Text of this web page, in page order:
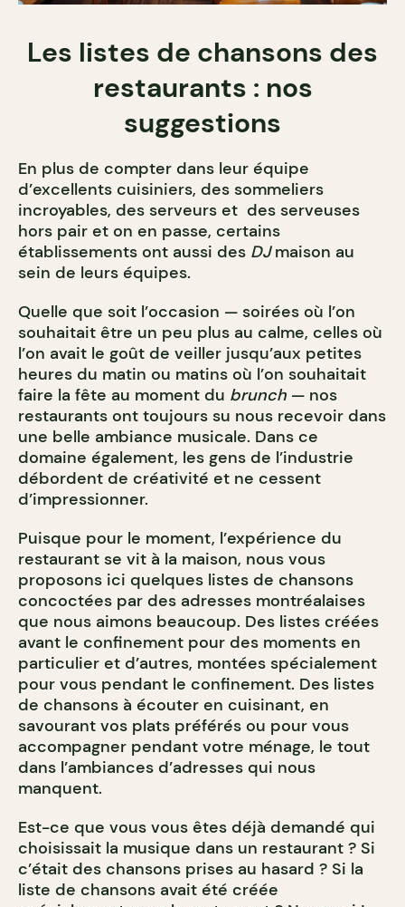
Les listes de chansons des
restaurants : nos
suggestions
En plus de compter dans leur équipe
d’excellents cuisiniers, des sommeliers
incroyables, des serveurs et des serveuses
hors pair et on en passe, certains
établissements ont aussi des DJmaison au
sein de leurs équipes.
Quelle que soit l’occasion — soirées où l’on
souhaitait être un peu plus au calme, celles où
l’on avait le goût de veiller jusqu’aux petites
heures du matin ou matins où l’on souhaitait
faire la fête au moment du brunch — nos
restaurants ont toujours su nous recevoir dans
une belle ambiance musicale. Dans ce
domaine également, les gens de l’industrie
débordent de créativité et ne cessent
d’impressionner.
Puisque pour le moment, l’expérience du
restaurant se vit à la maison, nous vous
proposons ici quelques listes de chansons
concoctées par des adresses montréalaises
que nous aimons beaucoup. Des listes créées
avant le confinement pour des moments en
particulier et d’autres, montées spécialement
pour vous pendant le confinement. Des listes
de chansons à écouter en cuisinant, en
savourant vos plats préférés ou pour vous
accompagner pendant votre ménage, le tout
dans l’ambiances d’adresses qui nous
manquent.
Est-ce que vous vous êtes déjà demandé qui
choisissait la musique dans un restaurant ? Si
c’était des chansons prises au hasard ? Si la
liste de chansons avait été créée